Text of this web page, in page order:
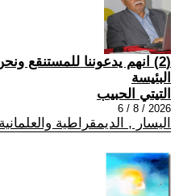
(2) انهم يدعوننا للمستنقع
البئيسة
التيتي الحبيب
2026 / 8 / 6
اليسار , الديمقراطية